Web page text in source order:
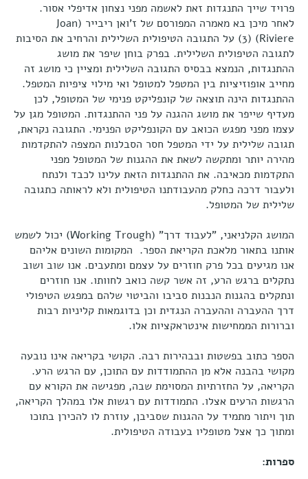
פרויד שייך התנגדות זאת לאשמה מפני נצחון אדיפלי אסור.
לאחר מיכן בא מאמרה המפורסם של ז'ואן ריבייר (Joan
Riviere) (3) על התגובה הטיפולית השלילית והרחיב את הסיבות
לתגובה הטיפולית השלילית. בפרק בוחן שיפר את מושג
ההתנגדות, הנמצא בבסיס התגובה השלילית ומציין כי מושג זה
מחייב אופוזיציות בין המטפל למטופל ואי מילוי ציפיות המטפל.
ההתנגדות הינה תוצאה של קונפליקט פנימי של המטופל, לכן
מעדיף שייפר את מושג ההגנה על פני ההתנגדות. המטופל מגן על
עצמו מפני מפגש הכואב עם הקונפליקט הפנימי. התגובה נקראת,
תגובה שלילית על ידי המטפל חסר הסבלנות המצפה להתקדמות
מהירה יותר ומתקשה לשאת את ההגנות של המטופל מפני
התקדמות מכאיבה. את ההתנגדות הזאת עלינו לכבד ולנתח
ולעבור דרכה כחלק מהעבודתנו הטיפולית ולא לראותה כתגובה
שלילית של המטופל.
המושג הקלניאני, "לעבוד דרך" (Working Trough) יכול לשמש
אותנו בתאור מלאכת הקריאת הספר. המקומות השונים אליהם
אנו מגיעים בכל פרק חוזרים על עצמם ומתעבים. אנו שוב ושוב
נתקלים ברגש הרע, זה אשר קשה כואב לחוותו. אנו חוזרים
ונתקלים בהגנות הנבנות סביבו והביטוי שלהם במפגש הטיפולי
דרך ההעברה וההעברה הנגדית וכן בדוגמאות קליניות רבות
וברורות הממחישות אינטראקציות אלו.
הספר כתוב בפשטות ובבהירות רבה. הקושי בקריאה אינו נובעה
מקושי בהבנה אלא מן ההתמודדות עם התוכן, עם הרגש הרע.
הקריאה, על החזרתיות המסוימת שבה, מפגישה את הקורא עם
הרגשות הרעים אצלו. התמודדות עם רגשות אלו במהלך הקריאה,
תוך ויתור מתמיד על ההגנות שסביבן, עוזרת לו להכירן בתוכו
ומתוך כך אצל מטופליו בעבודה הטיפולית.
ספרות: